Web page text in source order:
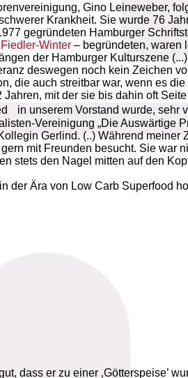
Gino Leineweber,
Krankheit. Sie wurde 76
gegründeten Hamburger
Winter – begründeten, waren
der Hamburger Kulturszene
deswegen noch kein Zeichen
die auch streitbar war, wenn es
Jahren, mit der sie bis dahin oft
in unserem Vorstand wurde, sehr
Vereinigung „Die Auswärtige
Gerlind. (..) Während
mit Freunden besucht. Sie war
stets den Nagel mitten auf den
der Ära von Low Carb Superfood
dass er zu einer ‚Götterspeise’